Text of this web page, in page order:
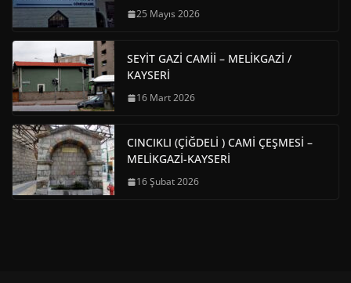
25 Mayıs 2026
SEYİT GAZİ CAMİİ – MELİKGAZİ /
KAYSERİ
16 Mart 2026
CINCIKLI (ÇİĞDELİ ) CAMİ ÇEŞMESİ –
MELİKGAZİ-KAYSERİ
16 Şubat 2026